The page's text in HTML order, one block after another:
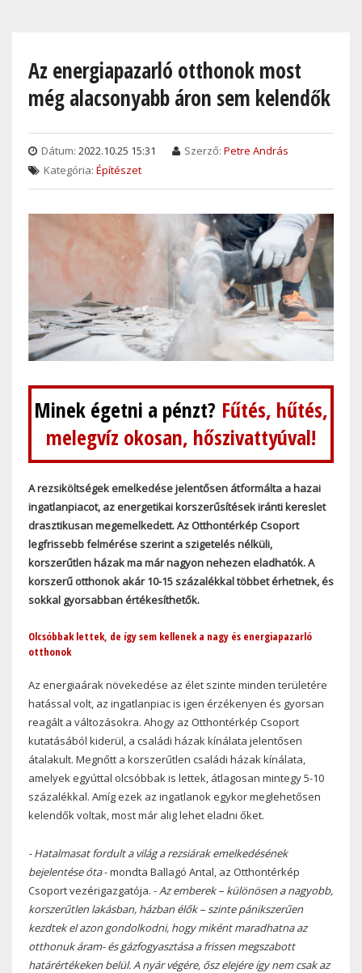
contentAz energiapazarló otthonok most
még alacsonyabb áron sem kelendők
Dátum: 2022.10.25 15:31 Szerző: Petre András
Kategória: Építészet
Minek égetni a pénzt? Fűtés, hűtés,
melegvíz okosan, hőszivattyúval!
A rezsiköltségek emelkedése jelentősen átformálta a hazai
ingatlanpiacot, az energetikai korszerűsítések iránti kereslet
drasztikusan megemelkedett. Az Otthontérkép Csoport
legfrissebb felmérése szerint a szigetelés nélküli,
korszerűtlen házak ma már nagyon nehezen eladhatók. A
korszerű otthonok akár 10-15 százalékkal többet érhetnek, és
sokkal gyorsabban értékesíthetők.
Olcsóbbak lettek, de így sem kellenek a nagy és energiapazarló
otthonok
Az energiaárak növekedése az élet szinte minden területére
hatással volt, az ingatlanpiac is igen érzékenyen és gyorsan
reagált a változásokra. Ahogy az Otthontérkép Csoport
kutatásából kiderül, a családi házak kínálata jelentősen
átalakult. Megnőtt a korszerűtlen családi házak kínálata,
amelyek egyúttal olcsóbbak is lettek, átlagosan mintegy 5-10
százalékkal. Amíg ezek az ingatlanok egykor meglehetősen
kelendők voltak, most már alig lehet eladni őket.
- Hatalmasat fordult a világ a rezsiárak emelkedésének
bejelentése óta- mondta Ballagó Antal, az Otthontérkép
Csoport vezérigazgatója. -Az emberek – különösen a nagyobb,
korszerűtlen lakásban, házban élők – szinte pánikszerűen
kezdtek el azon gondolkodni, hogy miként maradhatna az
otthonuk áram- és gázfogyasztása a frissen megszabott
határértékeken belül. A nyár végére, ősz elejére így nem csak az